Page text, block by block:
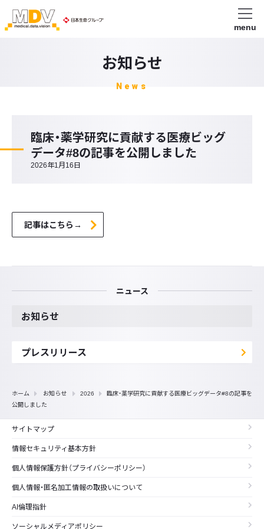
menu
お知らせ
News
臨床・薬学研究に貢献する医療ビッグ
データ#8の記事を公開しました
2026年1月16日
記事はこちら→
ニュース
お知らせ
プレスリリース
ホーム お知らせ 2026
臨床・薬学研究に貢献する医療ビッグデータ#8の記事を
公開しました
サイトマップ
情報セキュリティ基本方針
個人情報保護方針（プライバシーポリシー）
個人情報・匿名加工情報の取扱いについて
AI倫理指針
ソーシャルメディアポリシー